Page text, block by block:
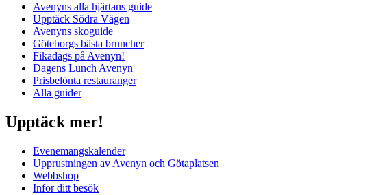
Avenyns alla hjärtans guide
Upptäck Södra Vägen
Avenyns skoguide
Göteborgs bästa bruncher
Fikadags på Avenyn!
Dagens Lunch Avenyn
Prisbelönta restauranger
Alla guider
Upptäck mer!
Evenemangskalender
Upprustningen av Avenyn och Götaplatsen
Webbshop
Inför ditt besök